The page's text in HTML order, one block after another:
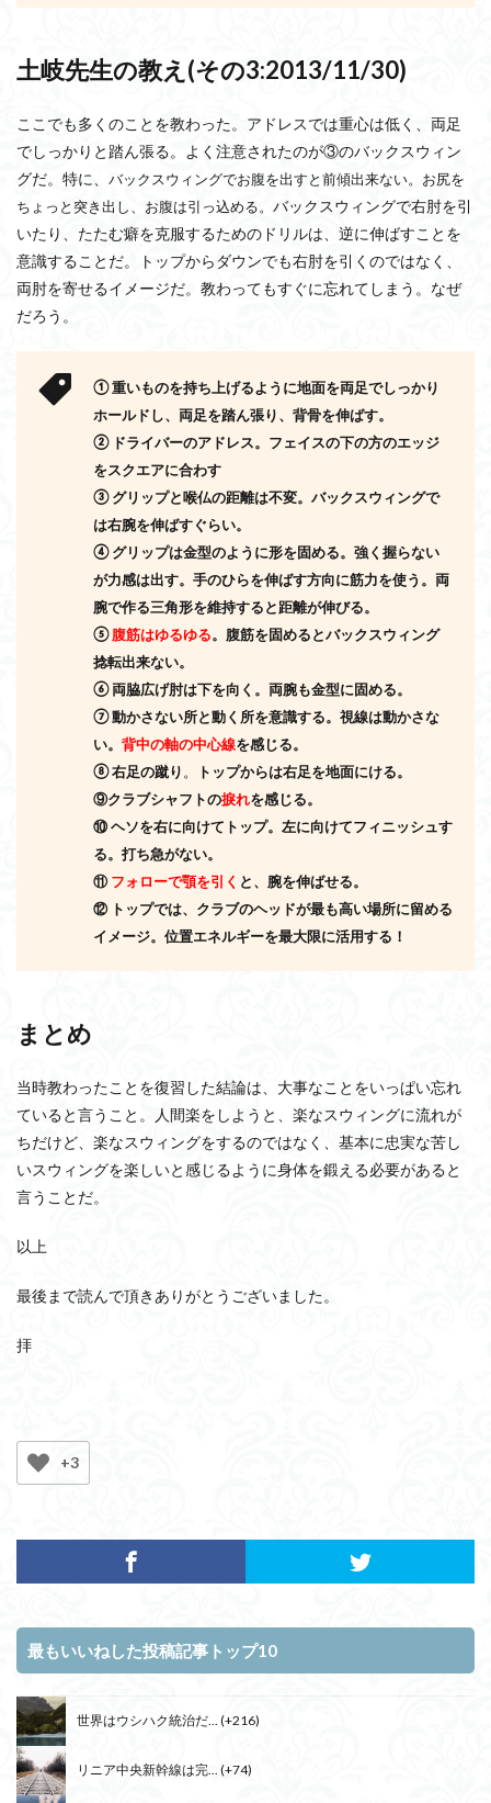
土岐先生の教え(その3:2013/11/30)
ここでも多くのことを教わった。アドレスでは重心は低く、両足
でしっかりと踏ん張る。よく注意されたのが③のバックスウィン
グだ。特に、 バックスウィングでお腹を出すと前傾出来ない。お尻を
ちょっと突き出し、お腹は引っ込める。 バックスウィングで右肘を引
いたり、たたむ癖を克服するためのドリルは、逆に伸ばすことを
意識することだ。トップからダウンでも右肘を引くのではなく、
両肘を寄せるイメージだ。教わってもすぐに忘れてしまう。なぜ
だろう。
①重いものを持ち上げるように地面を両足でしっかり
ホールドし、 両足を踏ん張り、背骨を伸ばす。
② ドライバーのアドレス。 フェイスの下の方のエッジ
をスクエアに合わす
③ グリップと喉仏の距離は不変。 バックスウィングで
は右腕を伸ばすぐらい。
④ グリップは金型のように形を固める。強く握らない
が力感は出す。 手のひらを伸ばす方向に筋力を使う。 両
腕で作る三角形を維持すると距離が伸びる。
⑤ 腹筋はゆるゆる。 腹筋を固めるとバックスウィング
捻転出来ない。
⑥両脇広げ肘は下を向く。 両腕も金型に固める。
⑦動かさない所と動く所を意識する。 視線は動かさな
い。 背中の軸の中心線を感じる。
⑧右足の蹴り 。
トップからは右足を地面にける。
⑨クラブシャフトの捩れを感じる。
⑩ ヘソを右に向けてトップ。左に向けてフィニッシュす
る。 打ち急がない。
⑪ フォローで顎を引く と、腕を伸ばせる。
⑫ トップでは、クラブのヘッドが最も高い場所に留める
イメージ。 位置エネルギーを最大限に活用する！
まとめ
当時教わったことを復習した結論は、大事なことをいっぱい忘れ
ていると言うこと。人間楽をしようと、楽なスウィングに流れが
ちだけど、楽なスウィングをするのではなく、基本に忠実な苦し
いスウィングを楽しいと感じるように身体を鍛える必要があると
言うことだ。
以上
最後まで読んで頂きありがとうございました。
拝
+3
最もいいねした投稿記事トップ10
世界はウシハク統治だ... +216
リニア中央新幹線は完... +74